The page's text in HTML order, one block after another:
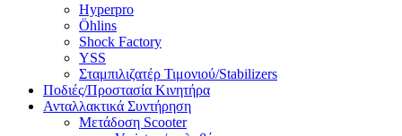
Hyperpro
Öhlins
Shock Factory
YSS
Σταμπιλιζατέρ Τιμονιού/Stabilizers
Ποδιές/Προστασία Κινητήρα
Ανταλλακτικά Συντήρηση
Μετάδοση Scooter